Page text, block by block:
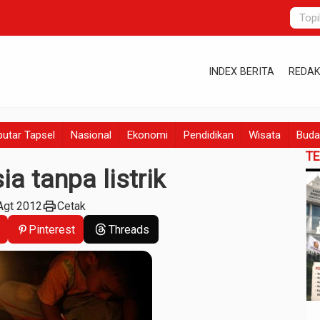
INDEX BERITA
Tapsel Nasional Ekonomi Pendidikan Wisata
tanpa listrik
2012printCetak
Pinterest Threads